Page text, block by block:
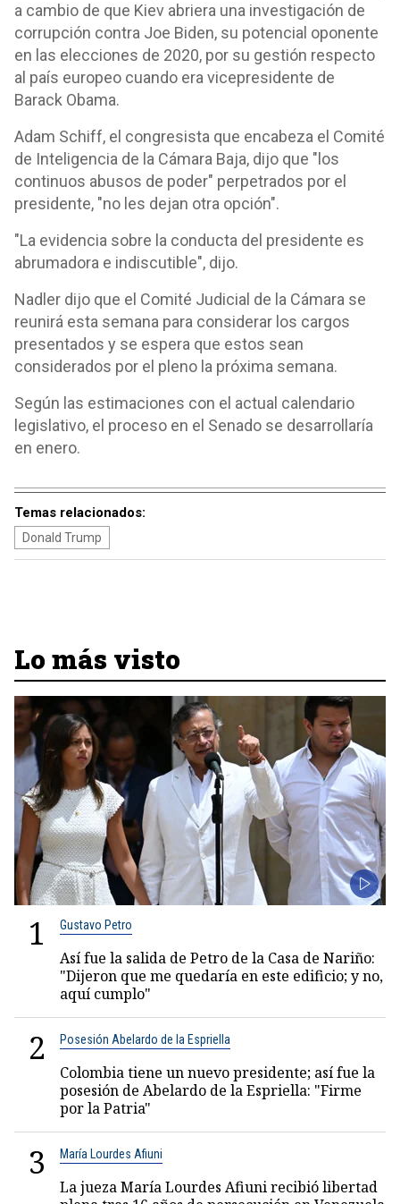
a cambio de que Kiev abriera una investigación de
corrupción contra Joe Biden, su potencial oponente
en las elecciones de 2020, por su gestión respecto
al país europeo cuando era vicepresidente de
Barack Obama.
Adam Schiff, el congresista que encabeza el Comité
de Inteligencia de la Cámara Baja, dijo que "los
continuos abusos de poder" perpetrados por el
presidente, "no les dejan otra opción".
"La evidencia sobre la conducta del presidente es
abrumadora e indiscutible", dijo.
Nadler dijo que el Comité Judicial de la Cámara se
reunirá esta semana para considerar los cargos
presentados y se espera que estos sean
considerados por el pleno la próxima semana.
Según las estimaciones con el actual calendario
legislativo, el proceso en el Senado se desarrollaría
en enero.
Temas relacionados:
Donald Trump
Lo más visto
1 Gustavo Petro
Así fue la salida de Petro de la Casa de Nariño:
"Dijeron que me quedaría en este edificio; y no,
aquí cumplo"
2 Posesión Abelardo de la Espriella
Colombia tiene un nuevo presidente; así fue la
posesión de Abelardo de la Espriella: "Firme
por la Patria"
3 María Lourdes Afiuni
La jueza María Lourdes Afiuni recibió libertad